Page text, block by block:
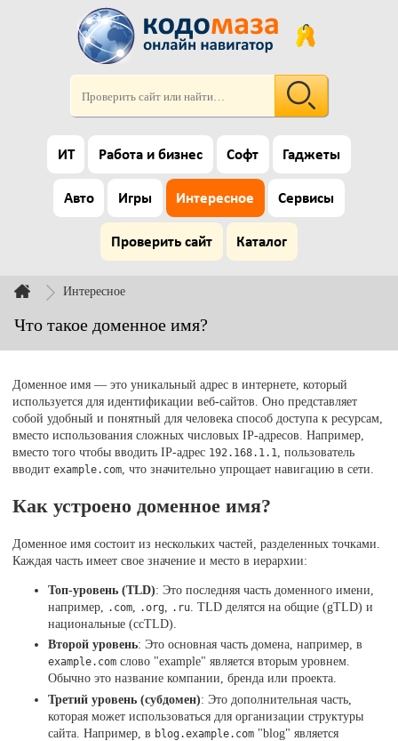
ИТ Работа и бизнес Софт Гаджеты
Авто Игры Интересное Сервисы
Проверить сайт Каталог
Интересное
Что такое доменное имя?
Доменное имя — это уникальный адрес в интернете, который
используется для идентификации веб-сайтов. Оно представляет
собой удобный и понятный для человека способ доступа к ресурсам,
вместо использования сложных числовых IP-адресов. Например,
вместо того чтобы вводить IP-адрес 192.168.1.1 , пользователь
вводитexample.com , что значительно упрощает навигацию в сети.
Как устроено доменное имя?
Доменное имя состоит из нескольких частей, разделенных точками.
Каждая часть имеет свое значение и место в иерархии:
Топ-уровень (TLD): Это последняя часть доменного имени,
например,
.com .org .ru . TLD делятся на общие (gTLD) и
национальные (ccTLD).
Второй уровень: Это основная часть домена, например, в
example.com слово "example" является вторым уровнем.
Обычно это название компании, бренда или проекта.
Третий уровень (субдомен): Это дополнительная часть,
которая может использоваться для организации структуры
сайта. Например, в blog.example.com "blog" является